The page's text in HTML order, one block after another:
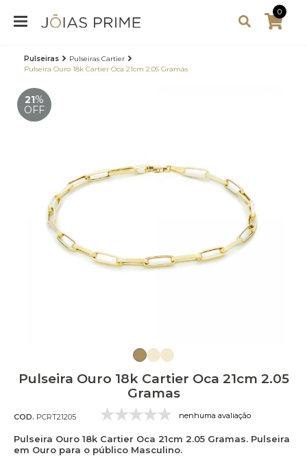
0
Pulseiras
Pulseiras Cartier
Pulseira Ouro 18k Cartier Oca 21cm 2.05 Gramas
21%
OFF
Pulseira Ouro 18k Cartier Oca 21cm 2.05
Gramas
COD. PCRT21205 nenhuma avaliação
Pulseira Ouro 18k Cartier Oca 21cm 2.05 Gramas. Pulseira
em Ouro para o público Masculino.